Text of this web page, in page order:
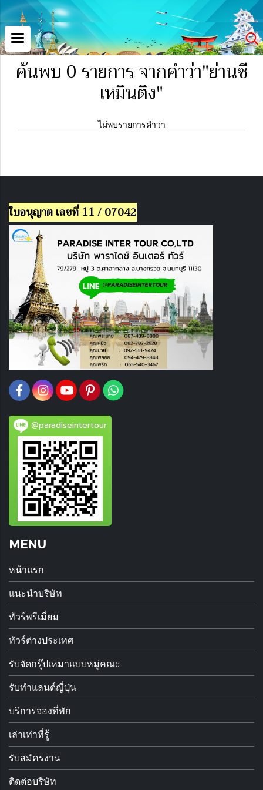
ค้นพบ 0 รายการ จากคำว่า"ย่านซี
เหมินติง"
ไม่พบรายการคำว่า
ใบอนุญาต เลขที่ 11 / 07042
@paradiseintertour
MENU
หน้าแรก
แนะนำบริษัท
ทัวร์พรีเมี่ยม
ทัวร์ต่างประเทศ
รับจัดกรุ๊ปเหมาแบบหมู่คณะ
รับทำแลนด์ญี่ปุ่น
บริการจองที่พัก
เล่าเท่าที่รู้
รับสมัครงาน
ติดต่อบริษัท